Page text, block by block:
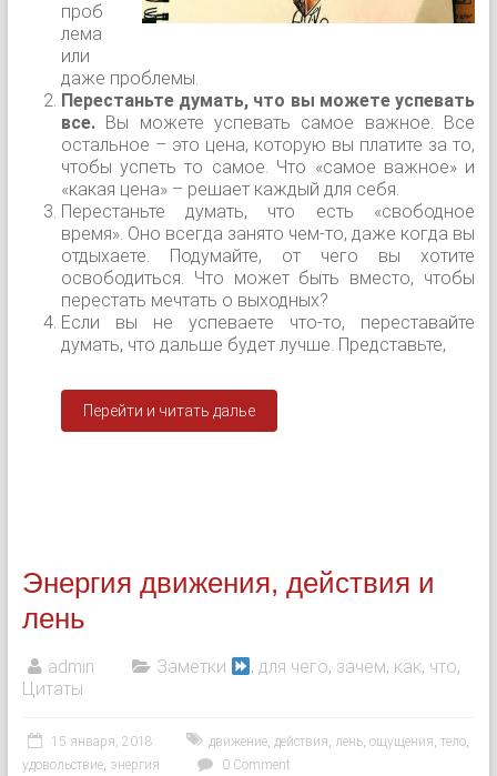
проб
лема
или
даже проблемы.
Перестаньте думать, что вы можете успевать
все.Вы можете успевать самое важное. Все
остальное – это цена, которую вы платите за то,
чтобы успеть то самое. Что «самое важное» и
«какая цена» – решает каждый для себя.
Перестаньте думать, что есть «свободное
время». Оно всегда занято чем-то, даже когда вы
отдыхаете. Подумайте, от чего вы хотите
освободиться. Что может быть вместо, чтобы
перестать мечтать о выходных?
Если вы не успеваете что-то, переставайте
думать, что дальше будет лучше. Представьте,
Перейти и читать далье
Энергия движения, действия и
лень
admin Заметки , для чего, зачем, как, что,
Цитаты
15 января, 2018 движение, действия, лень, ощущения, тело,
удовольствие, энергия 0 Comment